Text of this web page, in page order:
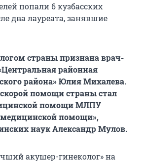
попали 6 кузбасских
два лауреата, занявшие
страны признана врач-
районная
района» Юлия Михалева.
помощи страны стал
помощи МЛПУ
медицинской помощи»,
наук Александр Мулов.
акушер-гинеколог» на